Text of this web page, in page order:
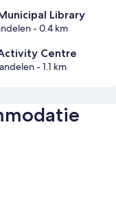
Library
- 0.4 km
Centre
- 1.1 km